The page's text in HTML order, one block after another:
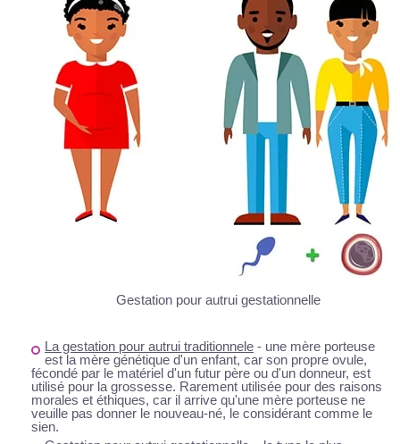
Gestation pour autrui gestationnelle
La gestation pour autrui traditionnele - une mère porteuse
est la mère génétique d'un enfant, car son propre ovule,
fécondé par le matériel d'un futur père ou d'un donneur, est
utilisé pour la grossesse. Rarement utilisée pour des raisons
morales et éthiques, car il arrive qu'une mère porteuse ne
veuille pas donner le nouveau-né, le considérant comme le
sien.